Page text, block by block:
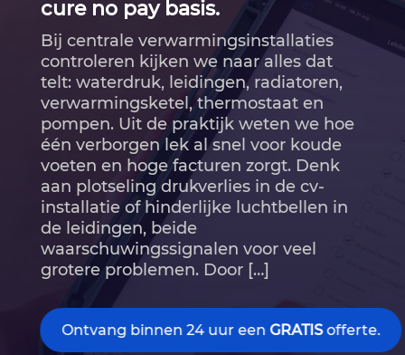
cure no pay basis.
Bij centrale verwarmingsinstallaties
controleren kijken we naar alles dat
telt: waterdruk, leidingen, radiatoren,
verwarmingsketel, thermostaat en
pompen.​ Uit de praktijk weten we hoe
één verborgen lek al snel voor koude
voeten en hoge facturen zorgt.​ Denk
aan plotseling drukverlies in de cv-
installatie of hinderlijke luchtbellen in
de leidingen, beide
waarschuwingssignalen voor veel
grotere problemen.​ Door […]
Ontvang binnen 24 uur een GRATISofferte.